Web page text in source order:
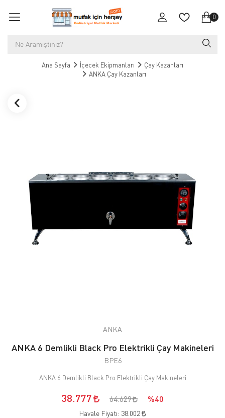
0
Ana Sayfa İçecek Ekipmanları
Çay Kazanları
ANKA Çay Kazanları
ANKA
ANKA 6 Demlikli Black Pro Elektrikli Çay Makineleri
BPE6
ANKA 6 Demlikli Black Pro Elektrikli Çay Makineleri
38.777 64.629 %40
Havale Fiyatı: 38.002